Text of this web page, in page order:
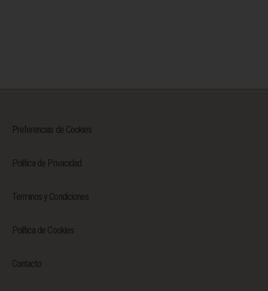
Preferencias de Cookies
Política de Privacidad
Terminos y Condiciones
Política de Cookies
Contacto